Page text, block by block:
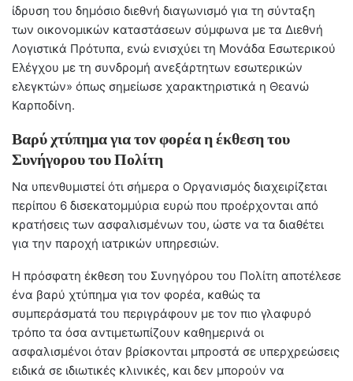
ίδρυση του δημόσιο διεθνή διαγωνισμό για τη σύνταξη
των οικονομικών καταστάσεων σύμφωνα με τα Διεθνή
Λογιστικά Πρότυπα, ενώ ενισχύει τη Μονάδα Εσωτερικού
Ελέγχου με τη συνδρομή ανεξάρτητων εσωτερικών
ελεγκτών» όπως σημείωσε χαρακτηριστικά η Θεανώ
Καρποδίνη.
Βαρύ χτύπημα για τον φορέα η έκθεση του
Συνήγορου του Πολίτη
Να υπενθυμιστεί ότι σήμερα ο Οργανισμός διαχειρίζεται
περίπου 6 δισεκατομμύρια ευρώ που προέρχονται από
κρατήσεις των ασφαλισμένων του, ώστε να τα διαθέτει
για την παροχή ιατρικών υπηρεσιών.
Η πρόσφατη έκθεση του Συνηγόρου του Πολίτη αποτέλεσε
ένα βαρύ χτύπημα για τον φορέα, καθώς τα
συμπεράσματά του περιγράφουν με τον πιο γλαφυρό
τρόπο τα όσα αντιμετωπίζουν καθημερινά οι
ασφαλισμένοι όταν βρίσκονται μπροστά σε υπερχρεώσεις
ειδικά σε ιδιωτικές κλινικές, και δεν μπορούν να